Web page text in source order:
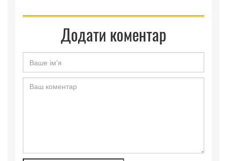
Додати коментар